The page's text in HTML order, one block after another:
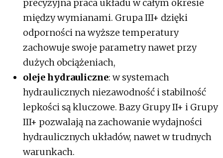
precyzyjna praca układu w całym okresie
między wymianami. Grupa III+ dzięki
odporności na wyższe temperatury
zachowuje swoje parametry nawet przy
dużych obciążeniach,
oleje hydrauliczne: w systemach
hydraulicznych niezawodność i stabilność
lepkości są kluczowe. Bazy Grupy II+ i Grupy
III+ pozwalają na zachowanie wydajności
hydraulicznych układów, nawet w trudnych
warunkach.